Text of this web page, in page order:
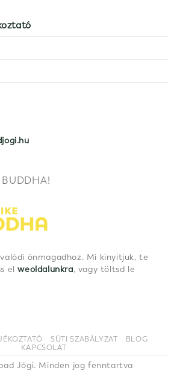
BUDDHA!
önmagadhoz. Mi kinyitjuk, te
elweoldalunkra, vagy töltsd le
SÜTI SZABÁLYZAT
BLOG
KAPCSOLAT
Jógi. Minden jog fenntartva